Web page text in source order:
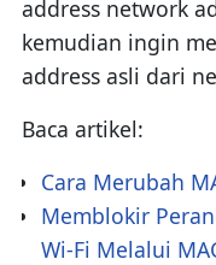
address network
kemudian ingin
address asli dari
Baca artikel:
Cara Merubah
Memblokir
Wi-Fi Melalui